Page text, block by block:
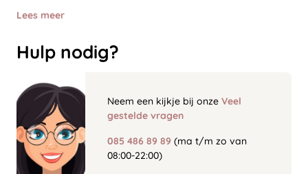
Lees meer
Hulp nodig?
Neem een kijkje bij onze Veel
gestelde vragen
085 486 89 89 (ma t/m zo van
08:00-22:00)